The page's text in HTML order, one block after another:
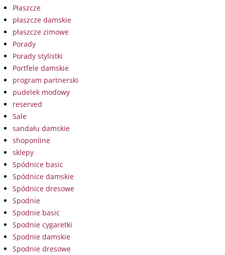
Płaszcze
płaszcze damskie
płaszcze zimowe
Porady
Porady stylistki
Portfele damskie
program partnerski
pudelek modowy
reserved
Sale
sandału damskie
shoponline
sklepy
Spódnice basic
Spódnice damskie
Spódnice dresowe
Spodnie
Spodnie basic
Spodnie cygaretki
Spodnie damskie
Spodnie dresowe